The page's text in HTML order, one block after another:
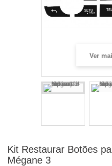
Ver
Kit Restaurar Botões
Mégane 3